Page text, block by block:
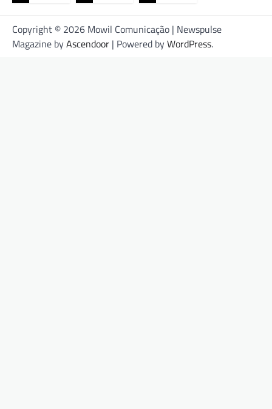
Copyright © 2026 Mowil Comunicação | Newspulse
Magazine byAscendoor | Powered byWordPress.